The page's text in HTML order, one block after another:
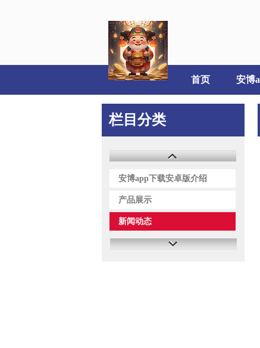
首页
栏目分类
安博app下载安卓版介绍
产品展示
新闻动态